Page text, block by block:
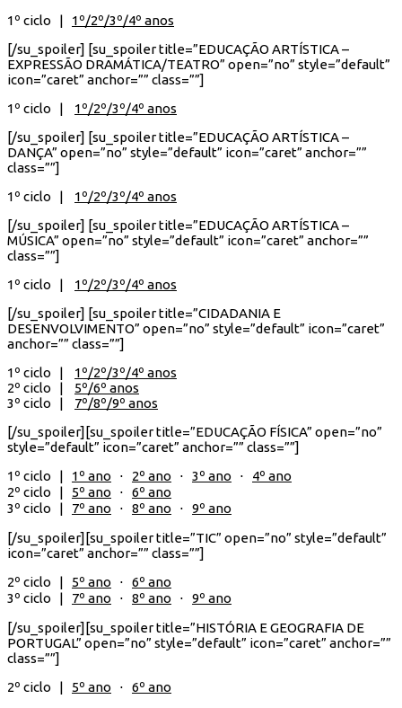
1º ciclo | 1º/2º/3º/4º anos
[/su_spoiler] [su_spoiler title=”EDUCAÇÃO ARTÍSTICA –
EXPRESSÃO DRAMÁTICA/TEATRO” open=”no” style=”default”
icon=”caret” anchor=”” class=””]
1º ciclo | 1º/2º/3º/4º anos
[/su_spoiler] [su_spoiler title=”EDUCAÇÃO ARTÍSTICA –
DANÇA” open=”no” style=”default” icon=”caret” anchor=””
class=””]
1º ciclo | 1º/2º/3º/4º anos
[/su_spoiler] [su_spoiler title=”EDUCAÇÃO ARTÍSTICA –
MÚSICA” open=”no” style=”default” icon=”caret” anchor=””
class=””]
1º ciclo | 1º/2º/3º/4º anos
[/su_spoiler] [su_spoiler title=”CIDADANIA E
DESENVOLVIMENTO” open=”no” style=”default” icon=”caret”
anchor=”” class=””]
1º ciclo | 1º/2º/3º/4º anos
2º ciclo | 5º/6º anos
3º ciclo | 7º/8º/9º anos
[/su_spoiler][su_spoiler title=”EDUCAÇÃO FÍSICA” open=”no”
style=”default” icon=”caret” anchor=”” class=””]
1º ciclo | 1º ano ⋅ 2º ano ⋅ 3º ano ⋅ 4º ano
2º ciclo | 5º ano ⋅ 6º ano
3º ciclo | 7º ano ⋅ 8º ano ⋅ 9º ano
[/su_spoiler][su_spoiler title=”TIC” open=”no” style=”default”
icon=”caret” anchor=”” class=””]
2º ciclo | 5º ano ⋅ 6º ano
3º ciclo | 7º ano ⋅ 8º ano ⋅ 9º ano
[/su_spoiler][su_spoiler title=”HISTÓRIA E GEOGRAFIA DE
PORTUGAL” open=”no” style=”default” icon=”caret” anchor=””
class=””]
2º ciclo | 5º ano ⋅ 6º ano